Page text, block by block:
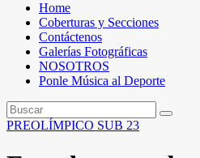
Home
Coberturas y Secciones
Contáctenos
Galerías Fotográficas
NOSOTROS
Ponle Música al Deporte
PREOLÍMPICO SUB 23